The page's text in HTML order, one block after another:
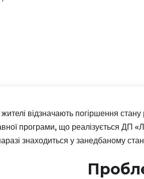
жителі відзначають погіршення
програми, що реалізується ДП
знаходиться у занедбаному